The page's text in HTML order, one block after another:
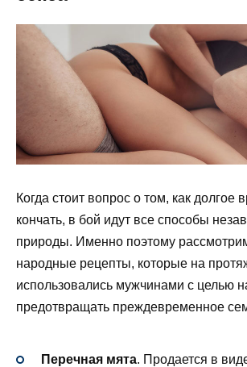
Когда стоит вопрос о том, как долгое
кончать, в бой идут все способы
природы. Именно поэтому
народные рецепты, которые на
использовались мужчинами с целью
предотвращать преждевременное
Перечная мята. Продается в